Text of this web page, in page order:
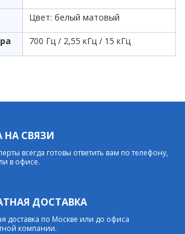
Цвет: белый матовый
700 Гц / 2,55 кГц / 15 кГц
НА СВЯЗИ
всегда готовы ответить вам по телефону,
в офисе.
ДОСТАВКА
доставка по Москве или до офиса
компании.